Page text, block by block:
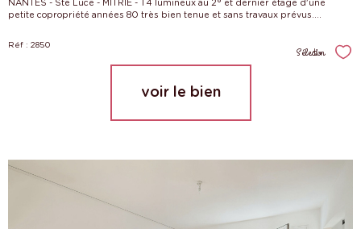
NANTES - Ste Luce - MITRIE - T4 lumineux au 2° et dernier étage d'une
petite copropriété années 80 très bien tenue et sans travaux prévus....
Réf : 2850
Sélection
voir le bien